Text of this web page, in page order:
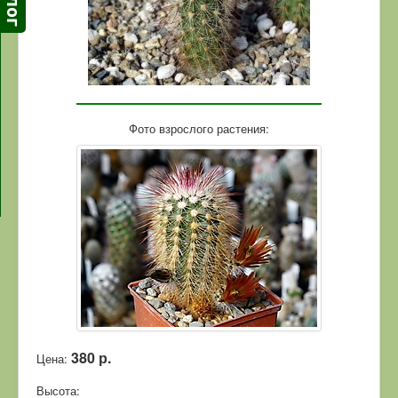
Фото взрослого растения:
Цена: 380 р.
Высота: